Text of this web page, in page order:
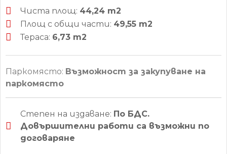
Чиста площ: 44,24 m2
Площ с общи части: 49,55 m2
Тераса: 6,73 m2
Паркомясто: Възможност за закупуване на
паркомясто
Степен на издаване: По БДС.
Довършителни работи са възможни по
договаряне